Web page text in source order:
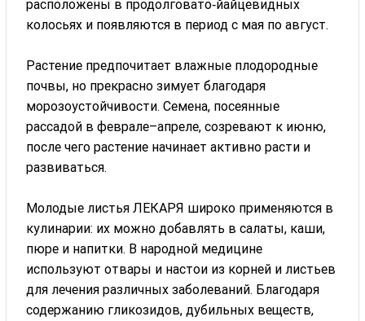
расположены в продолговато‑йайцевидных
колосьях и появляются в период с мая по август.
Растение предпочитает влажные плодородные
почвы, но прекрасно зимует благодаря
морозоустойчивости. Семена, посеянные
рассадой в феврале–апреле, созревают к июню,
после чего растение начинает активно расти и
развиваться.
Молодые листья ЛЕКАРЯ широко применяются в
кулинарии: их можно добавлять в салаты, каши,
пюре и напитки. В народной медицине
используют отвары и настои из корней и листьев
для лечения различных заболеваний. Благодаря
содержанию гликозидов, дубильных веществ,